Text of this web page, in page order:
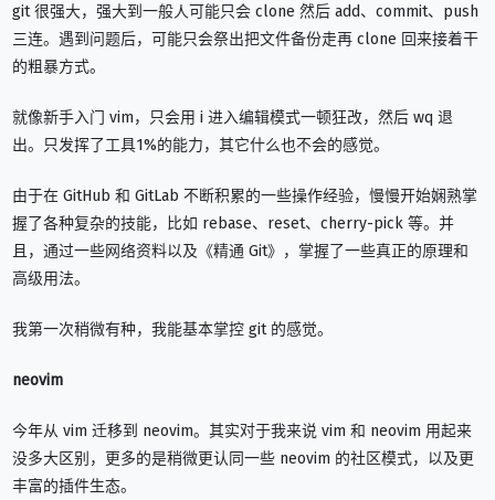
git 很强大，强大到一般人可能只会 clone 然后 add、commit、push
三连。遇到问题后，可能只会祭出把文件备份走再 clone 回来接着干
的粗暴方式。
就像新手入门 vim，只会用 i 进入编辑模式一顿狂改，然后 wq 退
出。只发挥了工具1%的能力，其它什么也不会的感觉。
由于在 GitHub 和 GitLab 不断积累的一些操作经验，慢慢开始娴熟掌
握了各种复杂的技能，比如 rebase、reset、cherry-pick 等。并
且，通过一些网络资料以及《精通 Git》，掌握了一些真正的原理和
高级用法。
我第一次稍微有种，我能基本掌控 git 的感觉。
neovim
今年从 vim 迁移到 neovim。其实对于我来说 vim 和 neovim 用起来
没多大区别，更多的是稍微更认同一些 neovim 的社区模式，以及更
丰富的插件生态。